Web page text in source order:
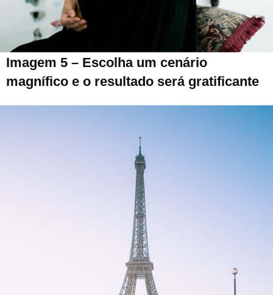
Imagem 5 – Escolha um cenário
magnífico e o resultado será gratificante